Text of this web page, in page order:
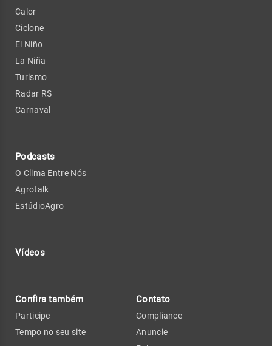
Calor
Ciclone
El Niño
La Niña
Turismo
Radar RS
Carnaval
Podcasts
O Clima Entre Nós
Agrotalk
EstúdioAgro
Vídeos
Confira também
Participe
Tempo no seu site
Contato
Compliance
Anuncie